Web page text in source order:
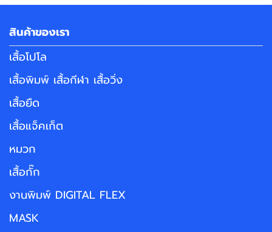
สินค้าของเรา
เสื้อโปโล
เสื้อพิมพ์ เสื้อกีฬา เสื้อวิ่ง
เสื้อยืด
เสื้อแจ็คเก็ต
หมวก
เสื้อกั๊ก
งานพิมพ์ DIGITAL FLEX
MASK